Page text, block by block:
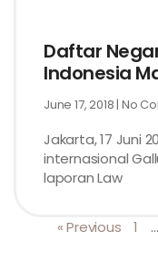
Daftar
Indonesia
June 17, 2018 No
Jakarta, 17 Juni
internasional
laporan Law
« Previous 1 …